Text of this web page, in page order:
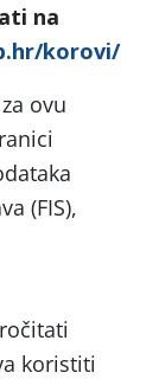
na
korovi/
ovu
(FIS),
koristiti